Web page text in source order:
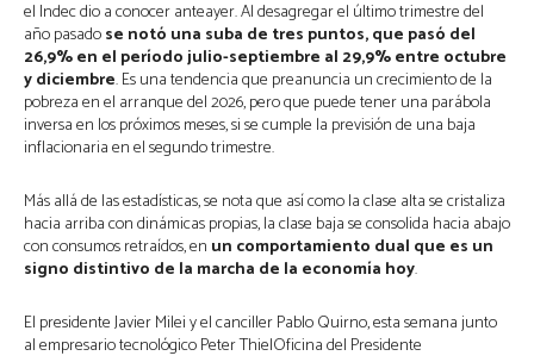
el Indec dio a conocer anteayer. Al desagregar el último trimestre del
año pasadose notó una suba de tres puntos, que pasó del
26,9% en el período julio-septiembre al 29,9% entre octubre
y diciembre. Es una tendencia que preanuncia un crecimiento de la
pobreza en el arranque del 2026, pero que puede tener una parábola
inversa en los próximos meses, si se cumple la previsión de una baja
inflacionaria en el segundo trimestre.
Más allá de las estadísticas, se nota que así como la clase alta se cristaliza
hacia arriba con dinámicas propias, la clase baja se consolida hacia abajo
con consumos retraídos, en un comportamiento dual que es un
signo distintivo de la marcha de la economía hoy.
El presidente Javier Milei y el canciller Pablo Quirno, esta semana junto
al empresario tecnológico Peter ThielOficina del Presidente